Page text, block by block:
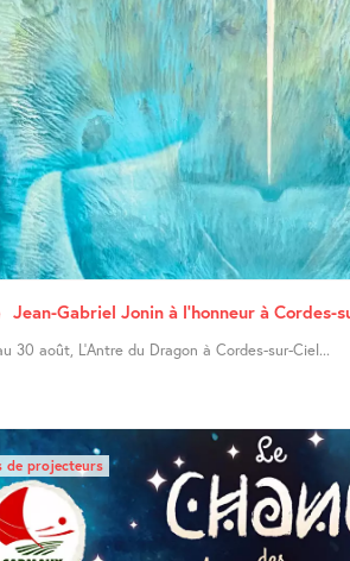
Jean-Gabriel Jonin à l’honneur à Cordes-
30 août, L’Antre du Dragon à Cordes-sur-Ciel...
de projecteurs